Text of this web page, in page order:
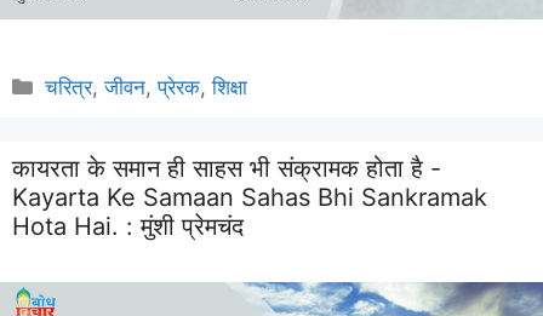
Categories
चरित्र,जीवन,प्रेरक,शिक्षा
कायरता के समान ही साहस भी संक्रामक होता है -
Kayarta Ke Samaan Sahas Bhi Sankramak
Hota Hai. :मुंशी प्रेमचंद